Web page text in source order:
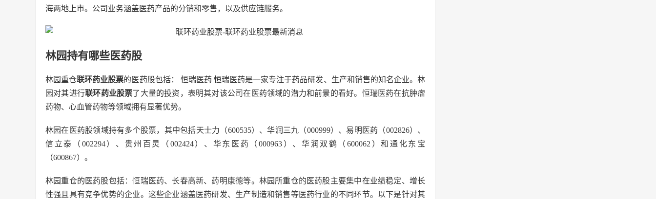
海两地上市。公司业务涵盖医药产品的分销和零售，以及供应链服务。
林园持有哪些医药股
林园重仓联环药业股票的医药股包括： 恒瑞医药 恒瑞医药是一家专注于药品研发、生产和销售的知名企业。林
园对其进行联环药业股票了大量的投资，表明其对该公司在医药领域的潜力和前景的看好。恒瑞医药在抗肿瘤
药物、心血管药物等领域拥有显著优势。
林园在医药股领域持有多个股票，其中包括天士力（600535）、华润三九（000999）、易明医药（002826）、
信立泰（002294）、贵州百灵（002424）、华东医药（000963）、华润双鹤（600062）和通化东宝
（600867）。
林园重仓的医药股包括：恒瑞医药、长春高新、药明康德等。林园所重仓的医药股主要集中在业绩稳定、增长
性强且具有竞争优势的企业。这些企业涵盖医药研发、生产制造和销售等医药行业的不同环节。以下是针对其